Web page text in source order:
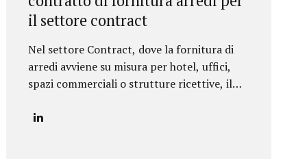
che ne delineano l’ambito di applicazione e
l’assetto sinallagmatico. Le Clausole
Cardine di un Contratto di Licenza di
Marchio Un contratto di licensing robusto e
bilanciato deve...
il settore contract
Nel settore Contract, dove la fornitura di
arredi avviene su misura per hotel, uffici,
spazi commerciali o strutture ricettive, il
buona riuscita del progetto. A differenza